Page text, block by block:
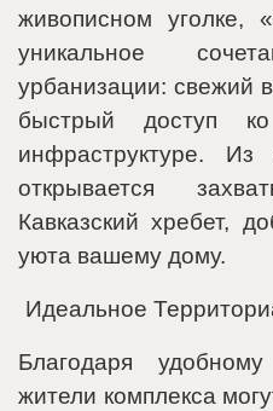
живописном уголке,
уникальное
урбанизации: свежий
быстрый доступ
инфраструктуре.
открывается
Кавказский хребет,
уюта вашему дому.
Идеальное
Благодаря
жители комплекса